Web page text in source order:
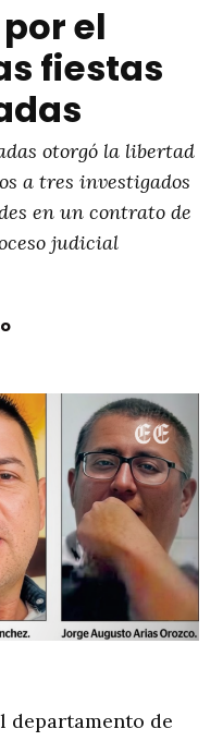
el
fiestas
otorgó la libertad
a tres investigados
en un contrato de
judicial
departamento de